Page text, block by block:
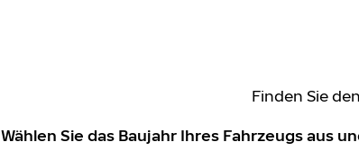
Finden Sie
Wählen Sie das Baujahr Ihres Fahrzeugs aus